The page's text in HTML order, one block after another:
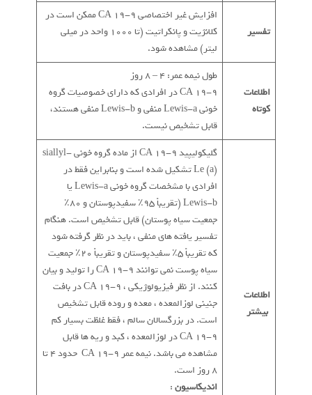
تفسیر
افزایش غیر اختصاصی CA 19-9 ممکن است در
کلانژیت و پانکراتیت (تا 1000 واحد در میلی
لیتر) مشاهده شود.
اطلاعات
کوتاه
طول نیمه عمر: 4 – 8 روز
CA 19-9 در افرادی که دارای خصوصیات گروه
خونی Lewis-a منفی و Lewis-b منفی هستند،
قابل تشخیص نیست.
اطلاعات
بیشتر
گلیکولیپید CA 19-9 از ماده گروه خونی siallyl-
Le (a) تشکیل شده است و بنابراین فقط در
افرادی با مشخصات گروه خونی Lewis-a یا
Lewis-b (تقریباً 95٪ سفیدپوستان و 80٪
جمعیت سیاه پوستان) قابل تشخیص است. هنگام
تفسیر یافته های منفی ، باید در نظر گرفته شود
که تقریباً 5٪ سفیدپوستان و تقریباً 20٪ جمعیت
سیاه پوست نمی توانند CA 19-9 را تولید و بیان
کنند. از نظر فیزیولوژیکی ، CA 19-9 در بافت
جنینی لوزالمعده ، معده و روده قابل تشخیص
است. در بزرگسالان سالم ، فقط غلظت بسیار کم
CA 19-9 در لوزالمعده ، کبد و ریه ها قابل
مشاهده می باشد. نیمه عمر CA 19-9 حدود 4 تا
8 روز است.
اندیکاسیون: